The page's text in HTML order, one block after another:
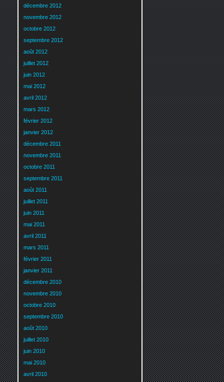
décembre 2012
novembre 2012
octobre 2012
septembre 2012
août 2012
juillet 2012
juin 2012
mai 2012
avril 2012
mars 2012
février 2012
janvier 2012
décembre 2011
novembre 2011
octobre 2011
septembre 2011
août 2011
juillet 2011
juin 2011
mai 2011
avril 2011
mars 2011
février 2011
janvier 2011
décembre 2010
novembre 2010
octobre 2010
septembre 2010
août 2010
juillet 2010
juin 2010
mai 2010
avril 2010